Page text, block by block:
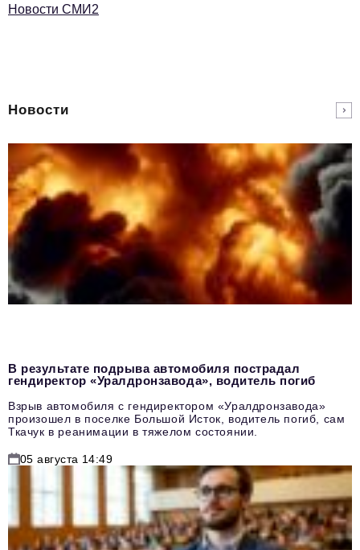
Новости СМИ2
Новости
В результате подрыва автомобиля пострадал
гендиректор «Уралдронзавода», водитель погиб
Взрыв автомобиля с гендиректором «Уралдронзавода»
произошел в поселке Большой Исток, водитель погиб, сам
Ткачук в реанимации в тяжелом состоянии.
05 августа 14:49